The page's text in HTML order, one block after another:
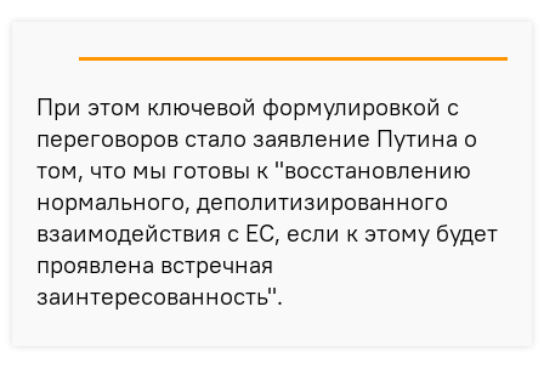
При этом ключевой формулировкой с
переговоров стало заявление Путина о
том, что мы готовы к "восстановлению
нормального, деполитизированного
взаимодействия с ЕС, если к этому будет
проявлена встречная
заинтересованность".